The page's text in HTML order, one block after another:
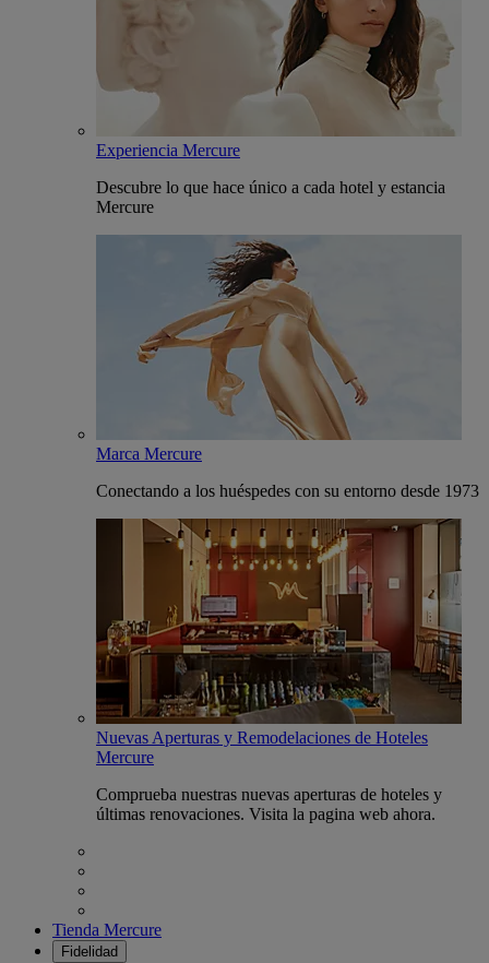
Experiencia Mercure
Descubre lo que hace único a cada hotel y estancia
Mercure
Marca Mercure
Conectando a los huéspedes con su entorno desde 1973
Nuevas Aperturas y Remodelaciones de Hoteles
Mercure
Comprueba nuestras nuevas aperturas de hoteles y
últimas renovaciones. Visita la pagina web ahora.
Tienda Mercure
Fidelidad